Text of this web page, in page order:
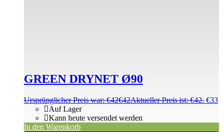
GREEN DRYNET Ø90
Ursprünglicher Preis war: €42€42Aktueller Preis ist: €42. €33
Auf Lager
Kann heute versendet werden
In den Warenkorb